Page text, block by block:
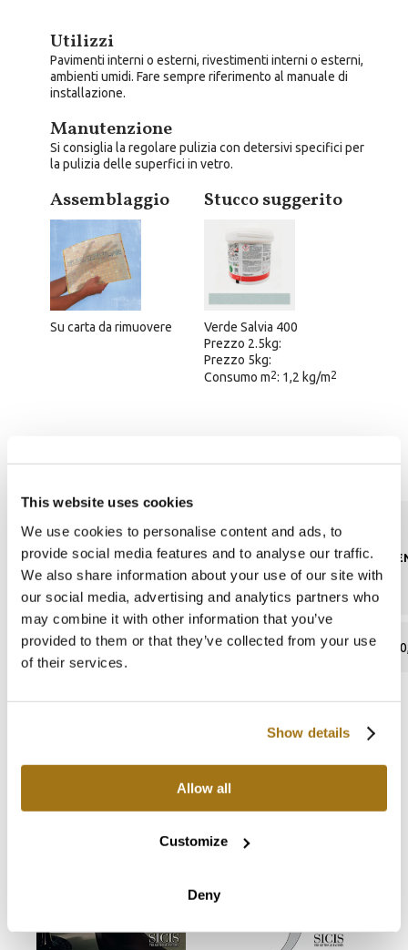
This website uses cookies
We use cookies to personalise content and ads, to
provide social media features and to analyse our traffic.
We also share information about your use of our site with
our social media, advertising and analytics partners who
may combine it with other information that you’ve
provided to them or that they’ve collected from your use
of their services.
Show details
Allow all
Customize
Deny
Utilizzi
Pavimenti interni o esterni, rivestimenti interni o esterni,
ambienti umidi. Fare sempre riferimento al manuale di
installazione.
Manutenzione
Si consiglia la regolare pulizia con detersivi specifici per
la pulizia delle superfici in vetro.
Assemblaggio
Su carta da rimuovere
Stucco suggerito
Verde Salvia 400
Prezzo 2.5kg:
Prezzo 5kg:
Consumo m2: 1,2 kg/m2
Scheda tecnica
CONTENUTO DI PIOMBO
assente
Cataloghi e manuali